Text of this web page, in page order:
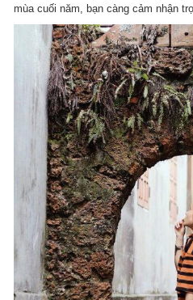
mùa cuối năm, bạn càng cảm nhận